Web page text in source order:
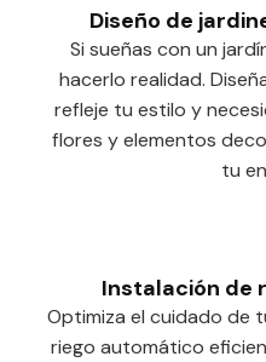
Diseño de
Si sueñas con un
hacerlo realidad.
refleje tu estilo y
flores y elementos
tu
Instalación de
Optimiza el cuidado de
riego automático